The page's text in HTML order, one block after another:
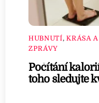
HUBNUTÍ,KRÁSA
ZPRÁVY
Počítání
toho sledujte